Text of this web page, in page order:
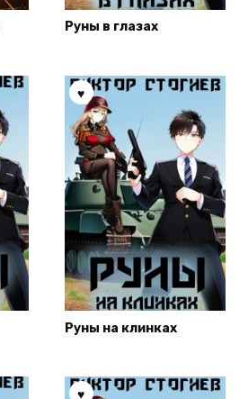
Руны в глазах
Руны на клинках